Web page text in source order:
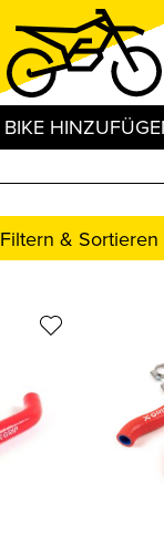
BIKE
Filtern & Sortieren